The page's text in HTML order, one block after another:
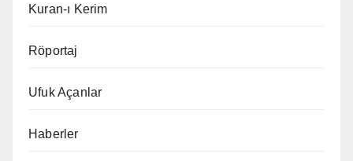
Kuran-ı Kerim
Röportaj
Ufuk Açanlar
Haberler